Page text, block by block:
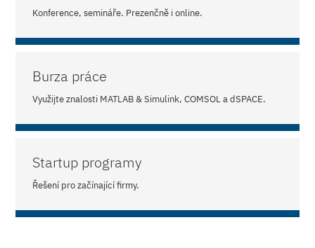
Konference, semináře. Prezenčně i online.
Burza práce
Využijte znalosti MATLAB & Simulink, COMSOL a dSPACE.
Startup programy
Řešení pro začínající firmy.